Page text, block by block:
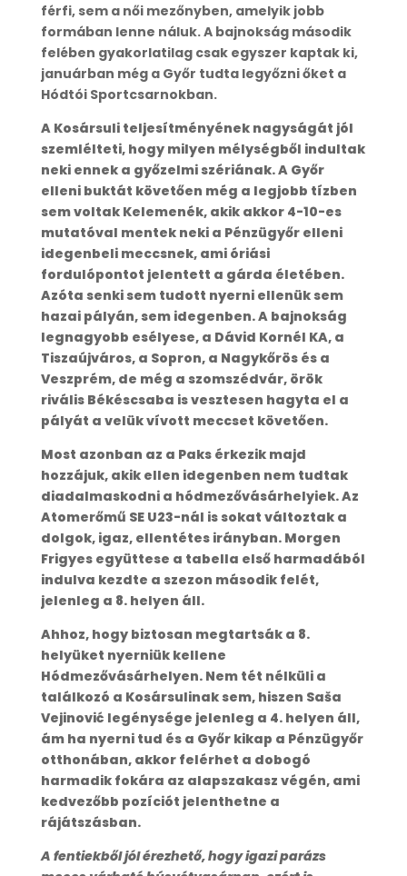
férfi, sem a női mezőnyben, amelyik jobb
formában lenne náluk. A bajnokság második
felében gyakorlatilag csak egyszer kaptak ki,
januárban még a Győr tudta legyőzni őket a
Hódtói Sportcsarnokban.
A Kosársuli teljesítményének nagyságát jól
szemlélteti, hogy milyen mélységből indultak
neki ennek a győzelmi szériának. A Győr
elleni buktát követően még a legjobb tízben
sem voltak Kelemenék, akik akkor 4-10-es
mutatóval mentek neki a Pénzügyőr elleni
idegenbeli meccsnek, ami óriási
fordulópontot jelentett a gárda életében.
Azóta senki sem tudott nyerni ellenük sem
hazai pályán, sem idegenben. A bajnokság
legnagyobb esélyese, a Dávid Kornél KA, a
Tiszaújváros, a Sopron, a Nagykőrös és a
Veszprém, de még a szomszédvár, örök
rivális Békéscsaba is vesztesen hagyta el a
pályát a velük vívott meccset követően.
Most azonban az a Paks érkezik majd
hozzájuk, akik ellen idegenben nem tudtak
diadalmaskodni a hódmezővásárhelyiek. Az
Atomerőmű SE U23-nál is sokat változtak a
dolgok, igaz, ellentétes irányban. Morgen
Frigyes együttese a tabella első harmadából
indulva kezdte a szezon második felét,
jelenleg a 8. helyen áll.
Ahhoz, hogy biztosan megtartsák a 8.
helyüket nyerniük kellene
Hódmezővásárhelyen. Nem tét nélküli a
találkozó a Kosársulinak sem, hiszen Saša
Vejinović legénysége jelenleg a 4. helyen áll,
ám ha nyerni tud és a Győr kikap a Pénzügyőr
otthonában, akkor felérhet a dobogó
harmadik fokára az alapszakasz végén, ami
kedvezőbb pozíciót jelenthetne a
rájátszásban.
A fentiekből jól érezhető, hogy igazi parázs